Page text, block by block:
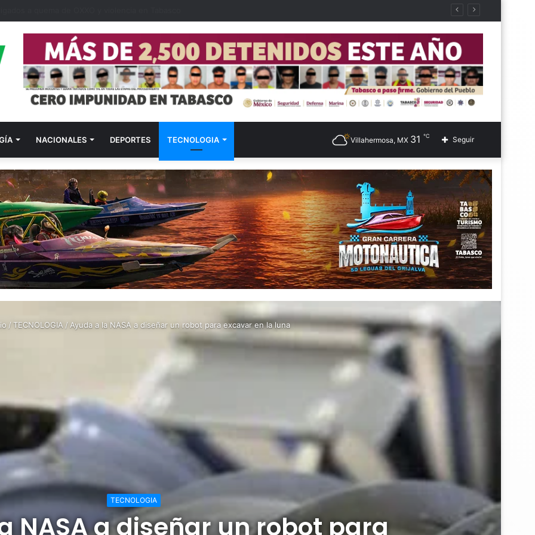
NACIONALES DEPORTES TECNOLOGIA Seguir
Villahermosa, MX 31 ℃
/ TECNOLOGIA / Ayuda a la NASA a diseñar un robot para excavar en la luna
TECNOLOGIA
NASA a diseñar un robot para